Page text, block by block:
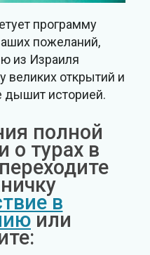
программу
пожеланий,
из Израиля
великих открытий и
дышит историей.
полной
о турах в
в
или